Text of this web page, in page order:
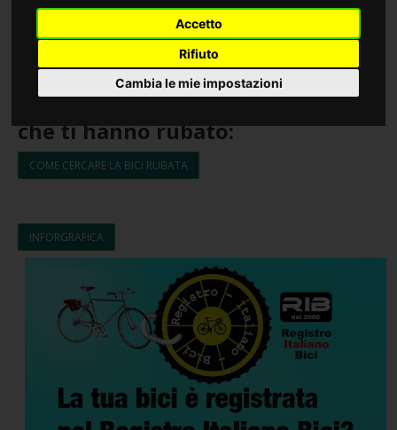
Accetto
Rifiuto
Cambia le mie impostazioni
Segui l'infografica per sapere
come comportarti.
Se invece stai cercando la la bici
che ti hanno rubato:
COME CERCARE LA BICI RUBATA
INFORGRAFICA